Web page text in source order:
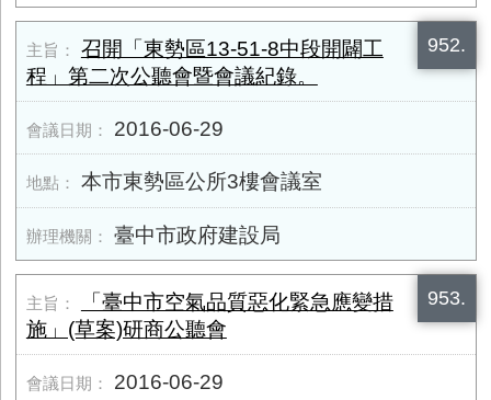
952.
召開「東勢區13-51-8中段開闢工
程」第二次公聽會暨會議紀錄。
2016-06-29
本市東勢區公所3樓會議室
臺中市政府建設局
953.
「臺中市空氣品質惡化緊急應變措
施」(草案)研商公聽會
2016-06-29